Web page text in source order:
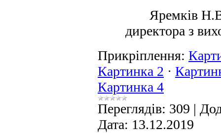
Яремків
директора з
Прикріплення:
Картинка 2 ·
Картинка 4
Переглядів: 309 |
Дата: 13.12.2019